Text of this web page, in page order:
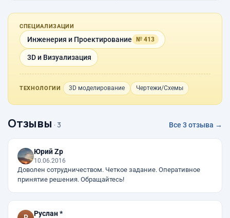
СПЕЦИАЛИЗАЦИИ
Инженерия и Проектирование № 413
3D и Визуализация
ТЕХНОЛОГИИ 3D моделирование Чертежи/Схемы
Отзывы · 3 Все 3 отзыва →
Юрий Zp
10.06.2016
Доволен сотрудничеством. Четкое задание. Оперативное
принятие решения. Обращайтесь!
Руслан *